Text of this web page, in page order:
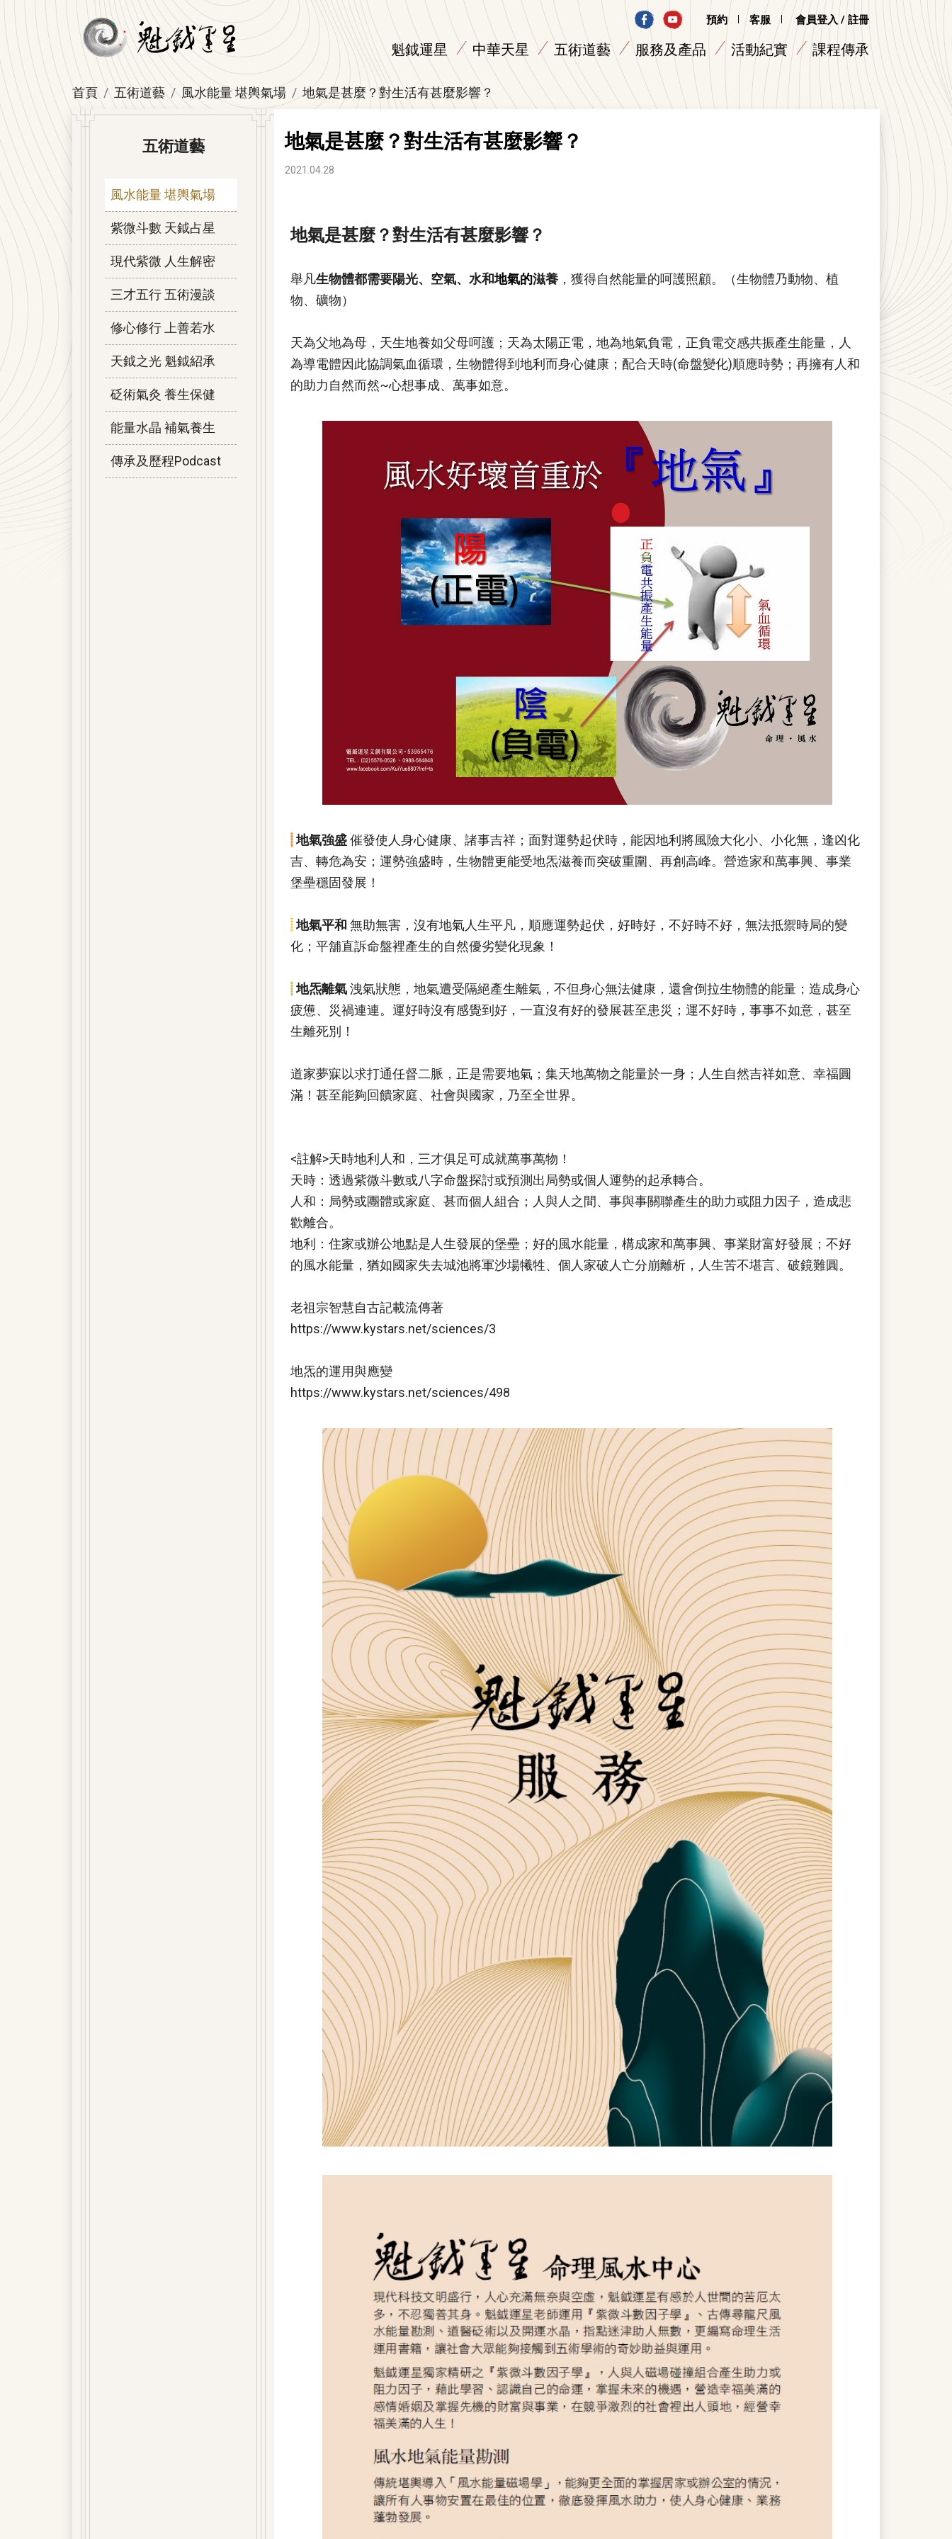
魁鉞運星 中華天星 五術道藝 服務及產品 活動紀實 課程傳承
預約 客服 會員登入 / 註冊
首頁 五術道藝 風水能量 堪輿氣場 地氣是甚麼？對生活有甚麼影響？
五術道藝
風水能量 堪輿氣場
紫微斗數 天鉞占星
現代紫微 人生解密
三才五行 五術漫談
修心修行 上善若水
天鉞之光 魁鉞紹承
砭術氣灸 養生保健
能量水晶 補氣養生
傳承及歷程Podcast
地氣是甚麼？對生活有甚麼影響？
2021.04.28
地氣是甚麼？對生活有甚麼影響？
舉凡生物體都需要陽光、空氣、水和地氣的滋養 ，獲得自然能量的呵護照顧。（生物體乃動物、植
物、礦物）
天為父地為母，天生地養如父母呵護；天為太陽正電，地為地氣負電，正負電交感共振產生能量，人
為導電體因此協調氣血循環，生物體得到地利而身心健康；配合天時(命盤變化)順應時勢；再擁有人和
的助力自然而然~心想事成、萬事如意。
地氣強盛催發使人身心健康、諸事吉祥；面對運勢起伏時，能因地利將風險大化小、小化無，逢凶化
吉、轉危為安；運勢強盛時，生物體更能受地炁滋養而突破重圍、再創高峰。營造家和萬事興、事業
堡壘穩固發展！
地氣平和 無助無害，沒有地氣人生平凡，順應運勢起伏，好時好，不好時不好，無法抵禦時局的變
化；平舖直訴命盤裡產生的自然優劣變化現象！
地炁離氣洩氣狀態，地氣遭受隔絕產生離氣，不但身心無法健康，還會倒拉生物體的能量；造成身心
疲憊、災禍連連。運好時沒有感覺到好，一直沒有好的發展甚至患災；運不好時，事事不如意，甚至
生離死別！
道家夢寐以求打通任督二脈，正是需要地氣；集天地萬物之能量於一身；人生自然吉祥如意、幸福圓
滿！甚至能夠回饋家庭、社會與國家，乃至全世界。
<註解>天時地利人和，三才俱足可成就萬事萬物！
天時：透過紫微斗數或八字命盤探討或預測出局勢或個人運勢的起承轉合。
人和：局勢或團體或家庭、甚而個人組合；人與人之間、事與事關聯產生的助力或阻力因子，造成悲
歡離合。
地利：住家或辦公地點是人生發展的堡壘；好的風水能量，構成家和萬事興、事業財富好發展；不好
的風水能量，猶如國家失去城池將軍沙場犧牲、個人家破人亡分崩離析，人生苦不堪言、破鏡難圓。
老祖宗智慧自古記載流傳著
https://www.kystars.net/sciences/3
地炁的運用與應變
https://www.kystars.net/sciences/498